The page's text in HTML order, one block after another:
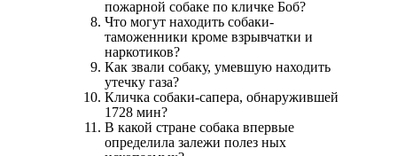
пожарной собаке по кличке Боб?
Что могут находить собаки-
таможенники кроме взрывчатки и
наркотиков?
Как звали собаку, умевшую находить
утечку газа?
Кличка собаки-сапера, обнаружившей
1728 мин?
В какой стране собака впервые
определила залежи полез ных